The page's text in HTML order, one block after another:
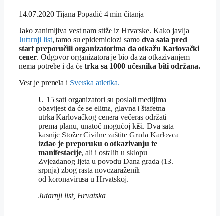
14.07.2020 Tijana Popadić 4 min čitanja
Jako zanimljiva vest nam stiže iz Hrvatske. Kako javlja
Jutarnji list, tamo su epidemiolozi samo dva sata pred
start preporučili organizatorima da otkažu Karlovački
cener. Odgovor organizatora je bio da za otkazivanjem
nema potrebe i da će trka sa 1000 učesnika biti održana.
Vest je prenela i Svetska atletika.
U 15 sati organizatori su poslali medijima
obavijest da će se elitna, glavna i štafetna
utrka Karlovačkog cenera večeras održati
prema planu, unatoč mogućoj kiši. Dva sata
kasnije Stožer Civilne zaštite Grada Karlovca
izdao je preporuku o otkazivanju te
manifestacije, ali i ostalih u sklopu
Zvjezdanog ljeta u povodu Dana grada (13.
srpnja) zbog rasta novozaraženih
od koronavirusa u Hrvatskoj.
Jutarnji list, Hrvatska